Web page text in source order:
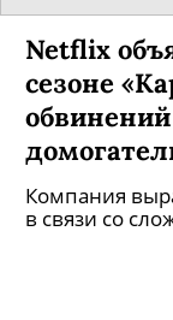
Netflix
сезоне
Компания
в связи со